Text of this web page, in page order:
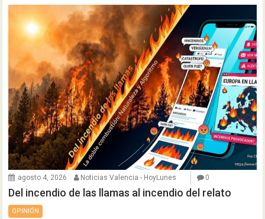
agosto 4, 2026 Noticias Valencia - HoyLunes 0
Del incendio de las llamas al incendio del relato
OPINIÓN